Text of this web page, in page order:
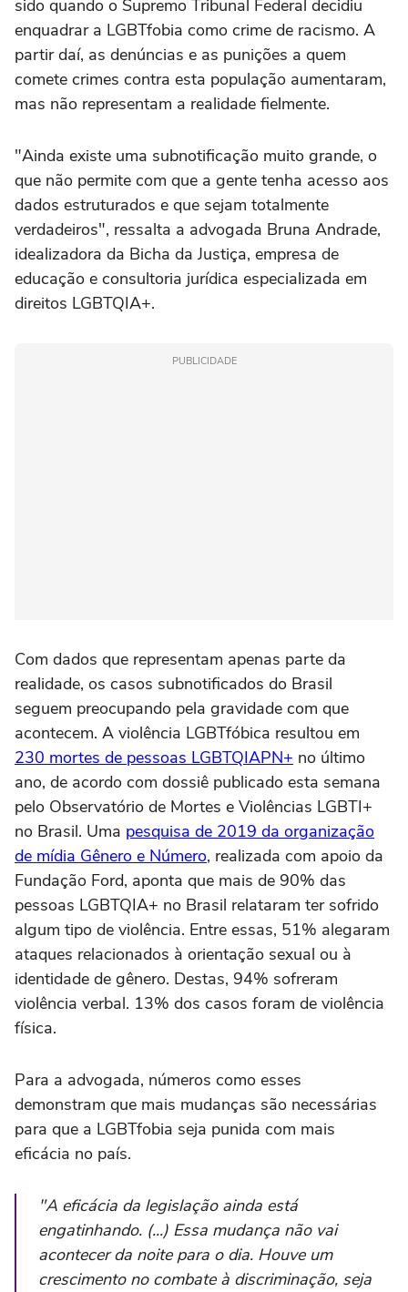
sido quando o Supremo Tribunal Federal decidiu
enquadrar a LGBTfobia como crime de racismo. A
partir daí, as denúncias e as punições a quem
comete crimes contra esta população aumentaram,
mas não representam a realidade fielmente.
"Ainda existe uma subnotificação muito grande, o
que não permite com que a gente tenha acesso aos
dados estruturados e que sejam totalmente
verdadeiros", ressalta a advogada Bruna Andrade,
idealizadora da Bicha da Justiça, empresa de
educação e consultoria jurídica especializada em
direitos LGBTQIA+.
PUBLICIDADE
Com dados que representam apenas parte da
realidade, os casos subnotificados do Brasil
seguem preocupando pela gravidade com que
acontecem. A violência LGBTfóbica resultou em
230 mortes de pessoas LGBTQIAPN+ no último
ano, de acordo com dossiê publicado esta semana
pelo Observatório de Mortes e Violências LGBTI+
no Brasil. Uma pesquisa de 2019 da organização
de mídia Gênero e Número, realizada com apoio da
Fundação Ford, aponta que mais de 90% das
pessoas LGBTQIA+ no Brasil relataram ter sofrido
algum tipo de violência. Entre essas, 51% alegaram
ataques relacionados à orientação sexual ou à
identidade de gênero. Destas, 94% sofreram
violência verbal. 13% dos casos foram de violência
física.
Para a advogada, números como esses
demonstram que mais mudanças são necessárias
para que a LGBTfobia seja punida com mais
eficácia no país.
"A eficácia da legislação ainda está
engatinhando. (...) Essa mudança não vai
acontecer da noite para o dia. Houve um
crescimento no combate à discriminação, seja